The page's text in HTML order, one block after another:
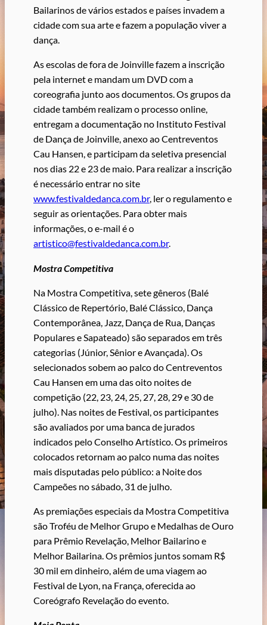
Bailarinos de vários estados e países invadem a
cidade com sua arte e fazem a população viver a
dança.
As escolas de fora de Joinville fazem a inscrição
pela internet e mandam um DVD com a
coreografia junto aos documentos. Os grupos da
cidade também realizam o processo online,
entregam a documentação no Instituto Festival
de Dança de Joinville, anexo ao Centreventos
Cau Hansen, e participam da seletiva presencial
nos dias 22 e 23 de maio. Para realizar a inscrição
é necessário entrar no site
www.festivaldedanca.com.br, ler o regulamento e
seguir as orientações. Para obter mais
informações, o e-mail é o
artistico@festivaldedanca.com.br.
Mostra Competitiva
Na Mostra Competitiva, sete gêneros (Balé
Clássico de Repertório, Balé Clássico, Dança
Contemporânea, Jazz, Dança de Rua, Danças
Populares e Sapateado) são separados em três
categorias (Júnior, Sênior e Avançada). Os
selecionados sobem ao palco do Centreventos
Cau Hansen em uma das oito noites de
competição (22, 23, 24, 25, 27, 28, 29 e 30 de
julho). Nas noites de Festival, os participantes
são avaliados por uma banca de jurados
indicados pelo Conselho Artístico. Os primeiros
colocados retornam ao palco numa das noites
mais disputadas pelo público: a Noite dos
Campeões no sábado, 31 de julho.
As premiações especiais da Mostra Competitiva
são Troféu de Melhor Grupo e Medalhas de Ouro
para Prêmio Revelação, Melhor Bailarino e
Melhor Bailarina. Os prêmios juntos somam R$
30 mil em dinheiro, além de uma viagem ao
Festival de Lyon, na França, oferecida ao
Coreógrafo Revelação do evento.